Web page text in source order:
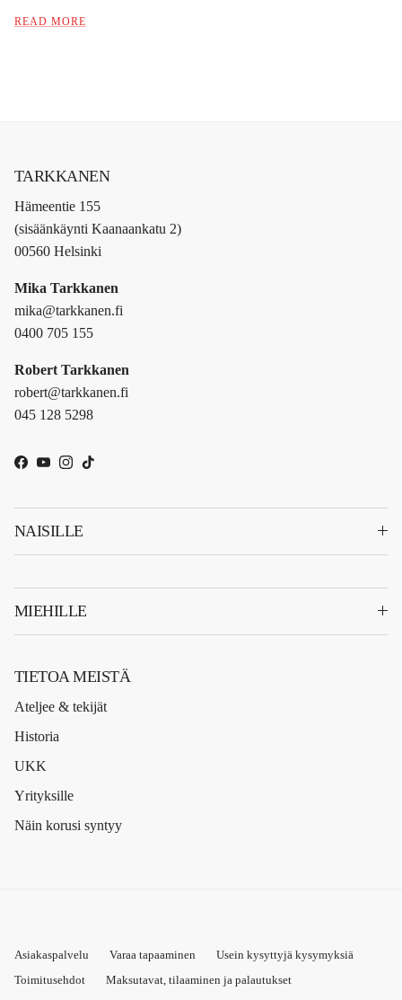
READ MORE
TARKKANEN
Hämeentie 155
(sisäänkäynti Kaanaankatu 2)
00560 Helsinki
Mika Tarkkanen
mika@tarkkanen.fi
0400 705 155
Robert Tarkkanen
robert@tarkkanen.fi
045 128 5298
Facebook
YouTube
Instagram
TikTok
NAISILLE
MIEHILLE
TIETOA MEISTÄ
Ateljee & tekijät
Historia
UKK
Yrityksille
Näin korusi syntyy
Asiakaspalvelu Varaa tapaaminen
Usein kysyttyjä kysymyksiä
Toimitusehdot
Maksutavat, tilaaminen ja palautukset